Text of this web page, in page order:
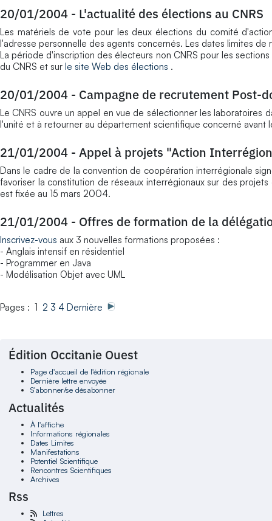
20/01/2004 - L'actualité des élections au CNRS
Les matériels de vote pour les deux élections du comité
l'adresse personnelle des agents concernés. Les dates limites
La période d'inscription des électeurs non CNRS pour les
du CNRS et sur le site Web des élections .
20/01/2004 - Campagne de recrutement Post-
Le CNRS ouvre un appel en vue de sélectionner les laboratoires
l'unité et à retourner au département scientifique concerné avant
21/01/2004 - Appel à projets "Action
Dans le cadre de la convention de coopération interrégionale
favoriser la constitution de réseaux interrégionaux sur des
est fixée au 15 mars 2004.
21/01/2004 - Offres de formation de la
Inscrivez-vous aux 3 nouvelles formations proposées :
- Anglais intensif en résidentiel
- Programmer en Java
- Modélisation Objet avec UML
Pages : 1 2 3 4 Dernière
Édition Occitanie Ouest
Page d'accueil de l'édition régionale
Dernière lettre envoyée
S'abonner/se désabonner
Actualités
À l'affiche
Informations régionales
Dates Limites
Manifestations
Potentiel Scientifique
Rencontres Scientifiques
Archives
Rss
Lettres